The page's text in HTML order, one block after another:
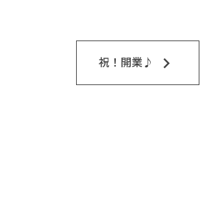
祝！開業♪ keyboard_arrow_right